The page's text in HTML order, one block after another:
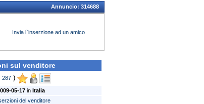
Annuncio: 314688
Invia l`inserzione ad un amico
sul venditore
287 )
05-17 in Italia
del venditore